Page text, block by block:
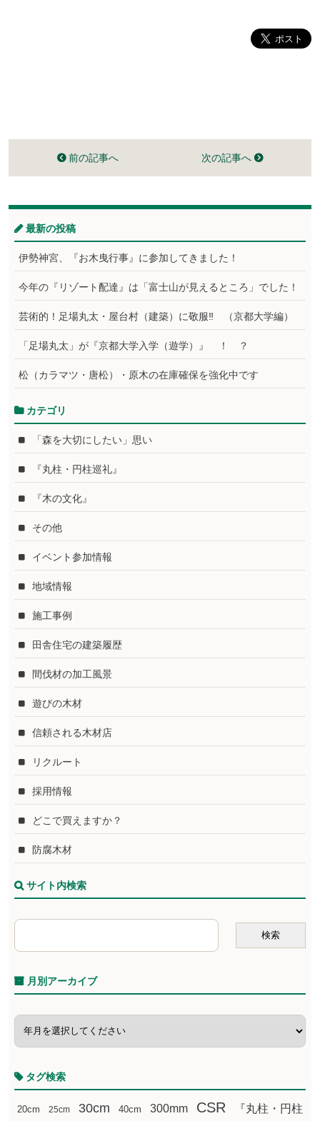
前の記事へ 次の記事へ
最新の投稿
伊勢神宮、『お木曳行事』に参加してきました！
今年の『リゾート配達』は「富士山が見えるところ」でした！
芸術的！足場丸太・屋台村（建築）に敬服‼ （京都大学編）
「足場丸太」が『京都大学入学（遊学）』 ！ ？
松（カラマツ・唐松）・原木の在庫確保を強化中です
カテゴリ
「森を大切にしたい」思い
『丸柱・円柱巡礼』
『木の文化』
その他
イベント参加情報
地域情報
施工事例
田舎住宅の建築履歴
間伐材の加工風景
遊びの木材
信頼される木材店
リクルート
採用情報
どこで買えますか？
防腐木材
サイト内検索
月別アーカイブ
タグ検索
20cm 25cm 30cm 40cm 300mm CSR
『丸柱・円柱